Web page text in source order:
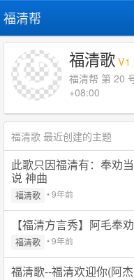
福清帮
福清歌V1
福清帮 第 20
+08:00
福清歌 最近创建的主题
此歌只因福清有：奉劝
说 神曲
福清歌 • 9年前
【福清方言秀】阿毛奉
福清歌 • 9年前
福清歌--福清欢迎你(阿